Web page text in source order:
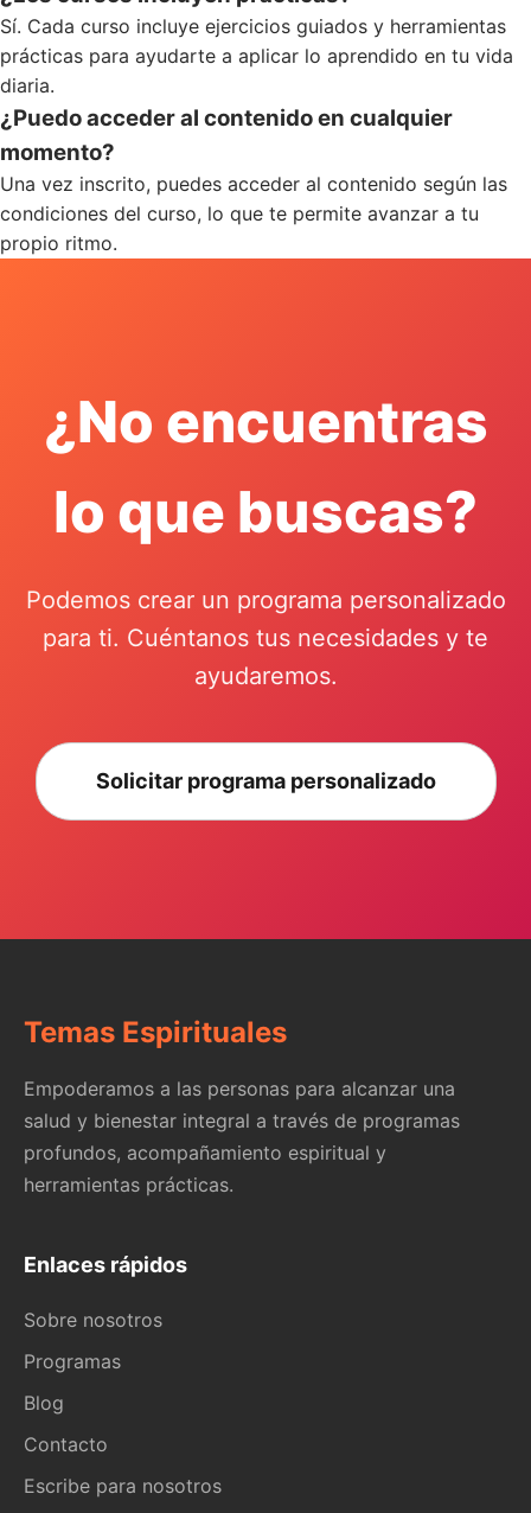
Sí. Cada curso incluye ejercicios guiados y herramientas
prácticas para ayudarte a aplicar lo aprendido en tu vida
diaria.
¿Puedo acceder al contenido en cualquier
momento?
Una vez inscrito, puedes acceder al contenido según las
condiciones del curso, lo que te permite avanzar a tu
propio ritmo.
¿No encuentras
lo que buscas?
Podemos crear un programa personalizado
para ti. Cuéntanos tus necesidades y te
ayudaremos.
Solicitar programa personalizado
Temas Espirituales
Empoderamos a las personas para alcanzar una
salud y bienestar integral a través de programas
profundos, acompañamiento espiritual y
herramientas prácticas.
Enlaces rápidos
Sobre nosotros
Programas
Blog
Contacto
Escribe para nosotros